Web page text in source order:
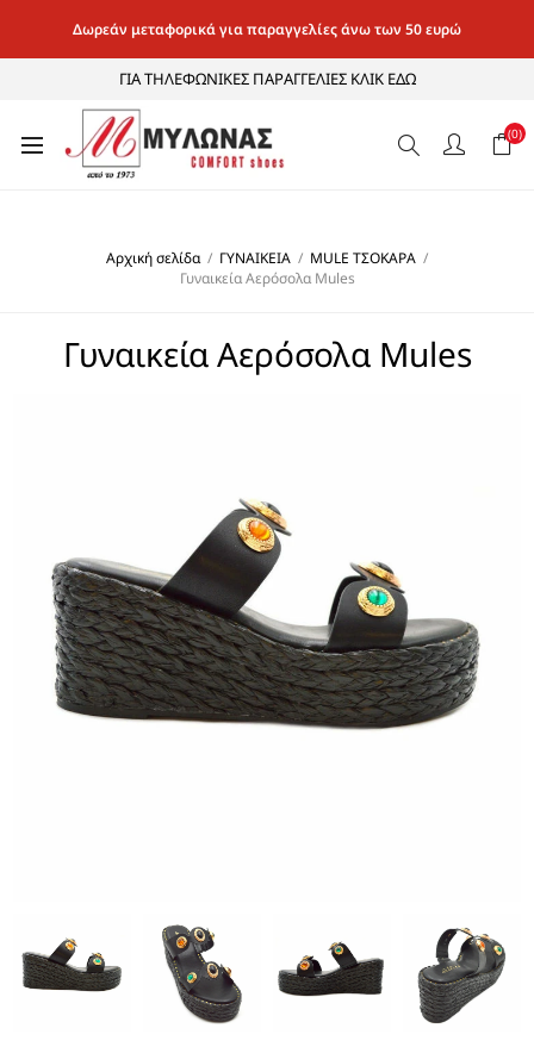
Δωρεάν μεταφορικά για παραγγελίες άνω των 50 ευρώ
ΓΙΑ ΤΗΛΕΦΩΝΙΚΕΣ ΠΑΡΑΓΓΕΛΙΕΣ ΚΛΙΚ ΕΔΩ
(0)
Αρχική σελίδα / ΓΥΝΑΙΚΕΙΑ / MULE ΤΣΟΚΑΡΑ /
Γυναικεία Αερόσολα Mules
Γυναικεία Αερόσολα Mules